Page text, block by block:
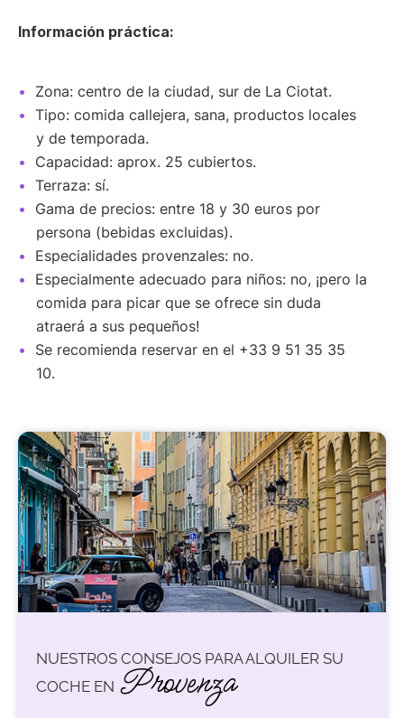
Información práctica:
Zona: centro de la ciudad, sur de La Ciotat.
Tipo: comida callejera, sana, productos locales
y de temporada.
Capacidad: aprox. 25 cubiertos.
Terraza: sí.
Gama de precios: entre 18 y 30 euros por
persona (bebidas excluidas).
Especialidades provenzales: no.
Especialmente adecuado para niños: no, ¡pero la
comida para picar que se ofrece sin duda
atraerá a sus pequeños!
Se recomienda reservar en el +33 9 51 35 35
10.
NUESTROS CONSEJOS PARA ALQUILER SU
COCHE EN Provenza